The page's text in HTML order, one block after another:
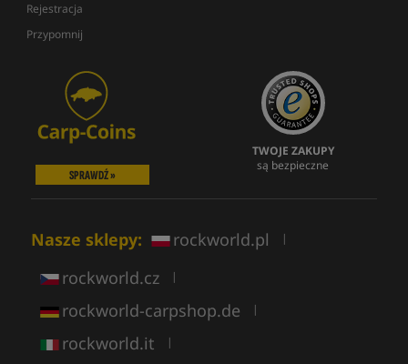
Rejestracja
Przypomnij
SPRAWDŹ »
TWOJE ZAKUPY
są bezpieczne
Nasze sklepy: rockworld.pl |
rockworld.cz |
rockworld-carpshop.de |
rockworld.it |